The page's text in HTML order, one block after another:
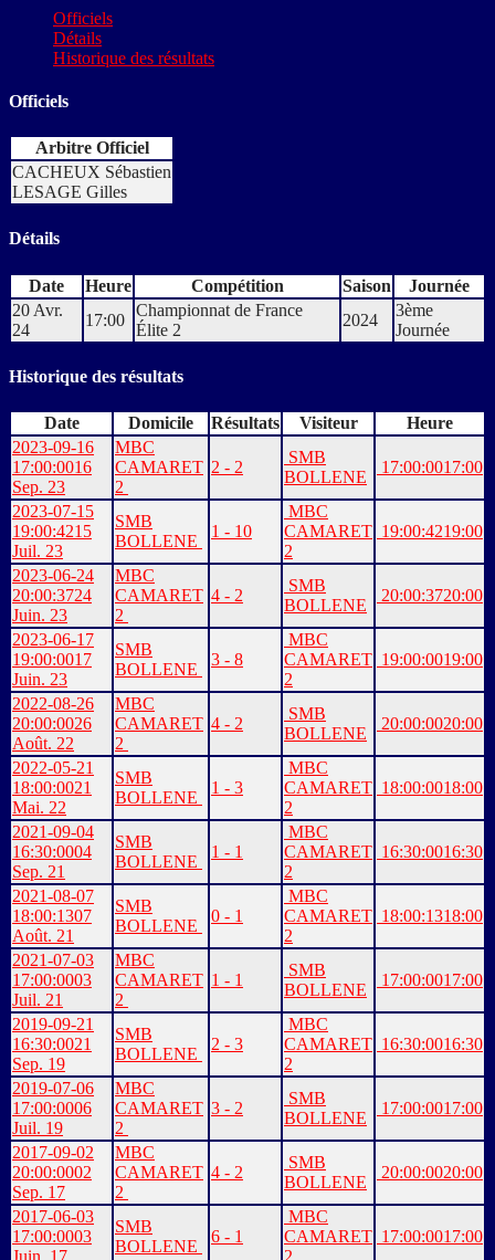
Officiels
Détails
Historique des résultats
Officiels
Arbitre Officiel
CACHEUX Sébastien
LESAGE Gilles
Détails
Date Heure Compétition Saison
Journée
20 Avr.
24
17:00
Championnat de France
Élite 2
2024
3ème
Journée
Historique des résultats
Date Domicile Résultats Visiteur
Heure
2023-09-16
17:00:0016
Sep. 23
MBC
CAMARET
2
2 - 2
SMB
BOLLENE
17:00:0017:00
2023-07-15
19:00:4215
Juil. 23
SMB
BOLLENE
1 - 10
MBC
CAMARET
2
19:00:4219:00
2023-06-24
20:00:3724
Juin. 23
MBC
CAMARET
2
4 - 2
SMB
BOLLENE
20:00:3720:00
2023-06-17
19:00:0017
Juin. 23
SMB
BOLLENE
3 - 8
MBC
CAMARET
2
19:00:0019:00
2022-08-26
20:00:0026
Août. 22
MBC
CAMARET
2
4 - 2
SMB
BOLLENE
20:00:0020:00
2022-05-21
18:00:0021
Mai. 22
SMB
BOLLENE
1 - 3
MBC
CAMARET
2
18:00:0018:00
2021-09-04
16:30:0004
Sep. 21
SMB
BOLLENE
1 - 1
MBC
CAMARET
2
16:30:0016:30
2021-08-07
18:00:1307
Août. 21
SMB
BOLLENE
0 - 1
MBC
CAMARET
2
18:00:1318:00
2021-07-03
17:00:0003
Juil. 21
MBC
CAMARET
2
1 - 1
SMB
BOLLENE
17:00:0017:00
2019-09-21
16:30:0021
Sep. 19
SMB
BOLLENE
2 - 3
MBC
CAMARET
2
16:30:0016:30
2019-07-06
17:00:0006
Juil. 19
MBC
CAMARET
2
3 - 2
SMB
BOLLENE
17:00:0017:00
2017-09-02
20:00:0002
Sep. 17
MBC
CAMARET
2
4 - 2
SMB
BOLLENE
20:00:0020:00
2017-06-03
17:00:0003
SMB
BOLLENE
6 - 1
MBC
CAMARET 17:00:0017:00